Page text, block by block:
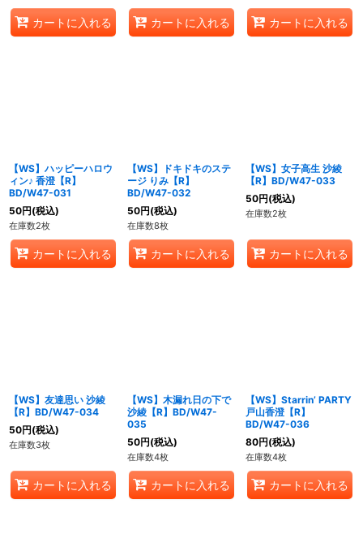
カートに入れる カートに入れる カートに入れる
【WS】ハッピーハロウ
ィン♪ 香澄【R】
BD/W47-031
50円(税込)
在庫数2枚
カートに入れる
【WS】ドキドキのステ
ージ りみ【R】
BD/W47-032
50円(税込)
在庫数8枚
カートに入れる
【WS】女子高生 沙綾
【R】BD/W47-033
50円(税込)
在庫数2枚
カートに入れる
【WS】友達思い 沙綾
【R】BD/W47-034
50円(税込)
在庫数3枚
カートに入れる
【WS】木漏れ日の下で
沙綾【R】BD/W47-
035
50円(税込)
在庫数4枚
カートに入れる
【WS】Starrin’ PARTY
戸山香澄【R】
BD/W47-036
80円(税込)
在庫数4枚
カートに入れる